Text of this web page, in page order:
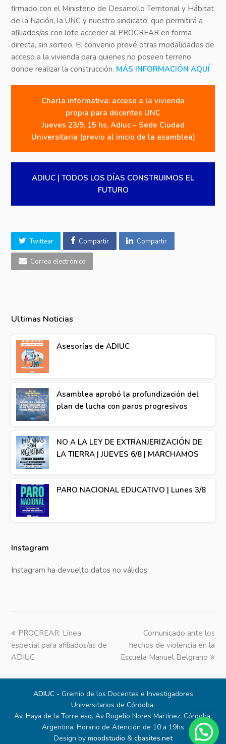
firmado con el Ministerio de Desarrollo Territorial y Hábitat
de la Nación, la UNC y nuestro sindicato, que permitirá a
afiliados/as con lote acceder al PROCREAR en forma
directa, sin sorteo. El convenio prevé otras modalidades de
acceso a la vivienda para quienes no poseen terreno
donde realizar la construcción. MÁS INFORMACIÓN AQUÍ
Charla informativa: acceso a la vivienda
propia para docentes UNC
Jueves 23/9, 15 hs, Adiuc – Sede Ciudad
Universitaria (previo al inicio de la asamblea)
ADIUC | TODOS LOS DÍAS CONSTRUIMOS EL
FUTURO
Twittear Compartir Compartir
Correo electrónico
Ultimas Noticias
Asesorías de ADIUC
Asamblea aprobó la profundización del
plan de lucha con paros progresivos
NO A LA LEY DE EXTRANJERIZACIÓN DE
LA TIERRA | JUEVES 6/8 | MARCHAMOS
PARO NACIONAL EDUCATIVO | Lunes 3/8
Instagram
Instagram ha devuelto datos no válidos.
previous
post:
PROCREAR: Línea
especial para afiliados/as de
ADIUC
next
post:
Comunicado ante los
hechos de violencia en la
Escuela Manuel Belgrano
ADIUC- Gremio de los Docentes e Investigadores
Universitarios de Córdoba.
Av. Haya de la Torre esq. Av Rogelio Nores Martínez. Córdoba,
Argentina. Horario de Atención de 10 a 19hs
Design by moodstudio & cbasites.net